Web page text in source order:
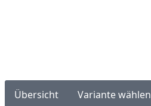
Übersicht Variante wählen